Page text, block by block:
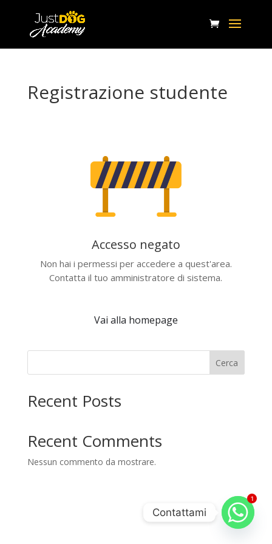
Registrazione studente
Accesso negato
Non hai i permessi per accedere a quest'area.
Contatta il tuo amministratore di sistema.
Vai alla homepage
Cerca
Recent Posts
Recent Comments
Nessun commento da mostrare.
1
Contattami